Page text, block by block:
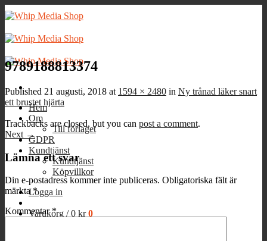
Skip
to
Hem
Om
Till förlaget
GDPR
Kundtjänst
Kundtjänst
Köpvillkor
Logga in
Varukorg /0 kr 0
9789188813374
Published 21 augusti, 2018 at 1594 × 2480 in Ny trånad läker snart
ett brustet hjärta
Trackbacks are closed, but you can post a comment.
Next →
Lämna ett svar
Din e-postadress kommer inte publiceras. Obligatoriska fält är
märkta*
Kommentar*